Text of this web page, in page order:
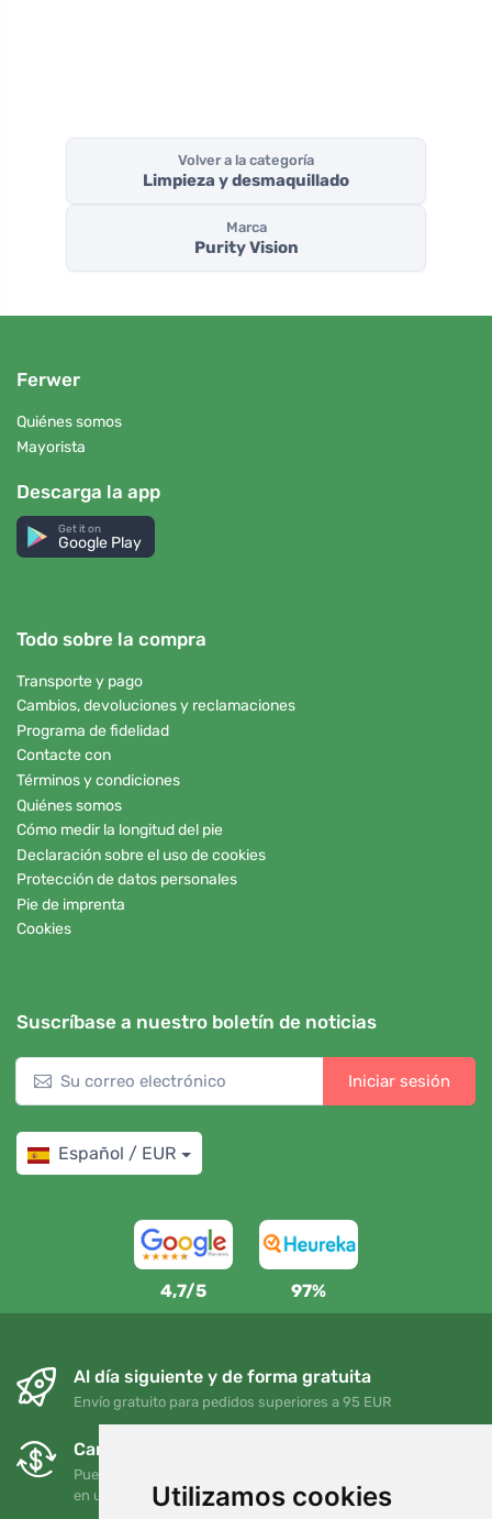
Utilizamos cookies
Volver a la categoría
Limpieza y desmaquillado
Marca
Purity Vision
Ferwer
Quiénes somos
Mayorista
Descarga la app
Get it on
Google Play
Todo sobre la compra
Transporte y pago
Cambios, devoluciones y reclamaciones
Programa de fidelidad
Contacte con
Términos y condiciones
Quiénes somos
Cómo medir la longitud del pie
Declaración sobre el uso de cookies
Protección de datos personales
Pie de imprenta
Cookies
Suscríbase a nuestro boletín de noticias
Iniciar sesión
Español / EUR
4,7/5 97%
Al día siguiente y de forma gratuita
Envío gratuito para pedidos superiores a 95 EUR
Cambios y devoluciones gratuitos
Puede devolver o cambiar su pedido en cualquier momento
en un plazo de 90 días